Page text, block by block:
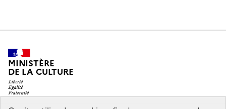
MINISTÈRE
DE LA CULTURE